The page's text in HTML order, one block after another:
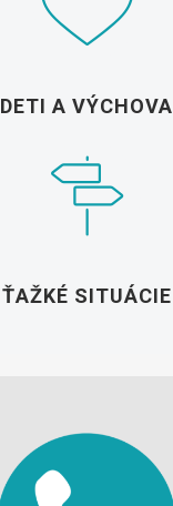
DETI A VÝCHOVA
ŤAŽKÉ SITUÁCIE